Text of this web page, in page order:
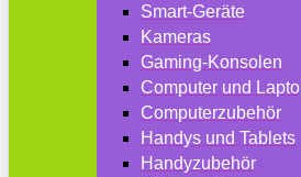
Smart-Geräte
Kameras
Gaming-Konsolen
Computer und
Computerzubehör
Handys und Tablets
Handyzubehör